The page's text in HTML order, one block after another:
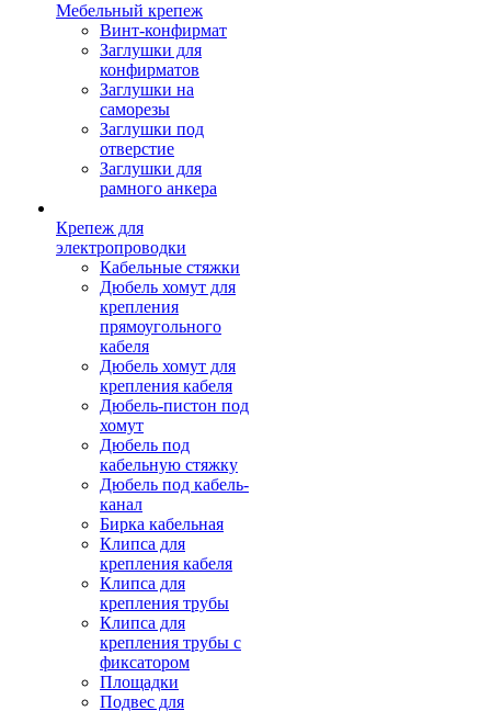
Мебельный крепеж
Винт-конфирмат
Заглушки для
конфирматов
Заглушки на
саморезы
Заглушки под
отверстие
Заглушки для
рамного анкера
Крепеж для
электропроводки
Кабельные стяжки
Дюбель хомут для
крепления
прямоугольного
кабеля
Дюбель хомут для
крепления кабеля
Дюбель-пистон под
хомут
Дюбель под
кабельную стяжку
Дюбель под кабель-
канал
Бирка кабельная
Клипса для
крепления кабеля
Клипса для
крепления трубы
Клипса для
крепления трубы с
фиксатором
Площадки
Подвес для